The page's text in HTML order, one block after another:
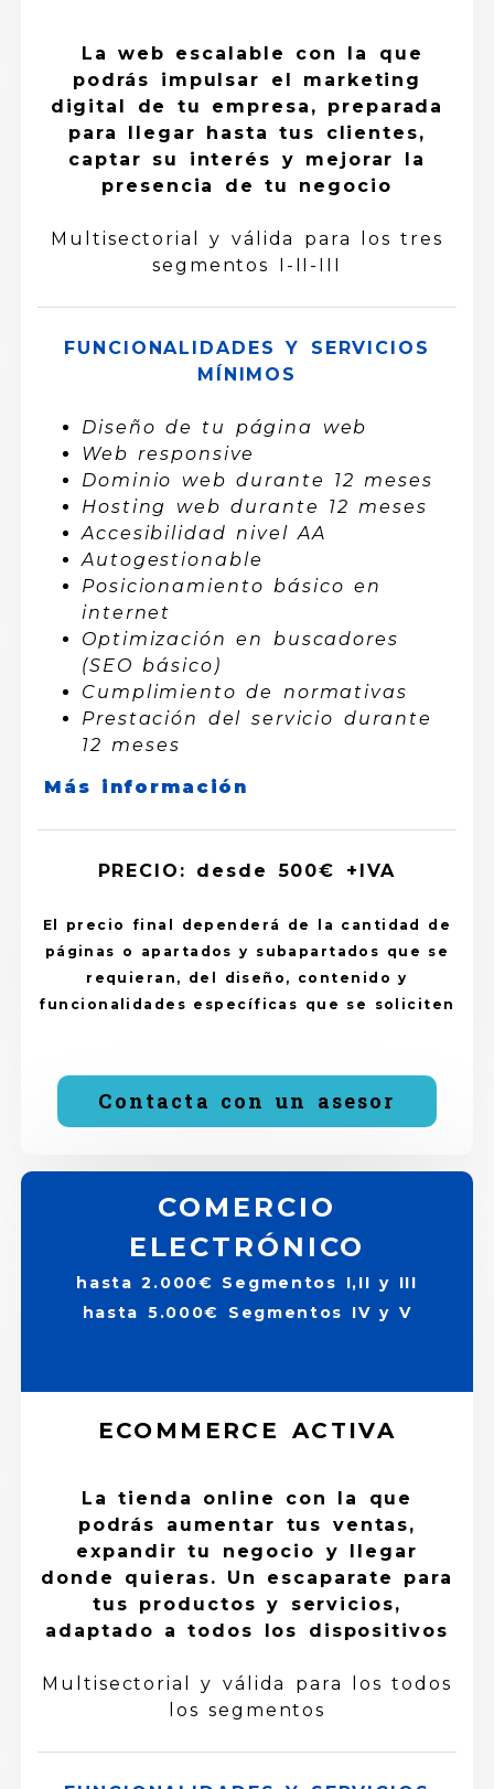
La web escalable con la que
podrás impulsar el marketing
digital de tu empresa, preparada
para llegar hasta tus clientes,
captar su interés y mejorar la
presencia de tu negocio
Multisectorial y válida para los tres
segmentos I-II-III
FUNCIONALIDADES Y SERVICIOS
MÍNIMOS
Diseño de tu página web
Web responsive
Dominio web durante 12 meses
Hosting web durante 12 meses
Accesibilidad nivel AA
Autogestionable
Posicionamiento básico en
internet
Optimización en buscadores
(SEO básico)
Cumplimiento de normativas
Prestación del servicio durante
12 meses
Más información
PRECIO: desde 500€ +IVA
El precio final dependerá de la cantidad de
páginas o apartados y subapartados que se
requieran, del diseño, contenido y
funcionalidades específicas que se soliciten
Contacta con un asesor
COMERCIO
ELECTRÓNICO
hasta 2.000€ Segmentos I,II y III
hasta 5.000€ Segmentos IV y V
ECOMMERCE ACTIVA
La tienda online con la que
podrás aumentar tus ventas,
expandir tu negocio y llegar
donde quieras. Un escaparate para
tus productos y servicios,
adaptado a todos los dispositivos
Multisectorial y válida para los todos
los segmentos